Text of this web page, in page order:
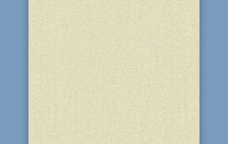
У нагороду за те, що Пінхас, онук
Аарона, заревнувавши за
Всевишнього, вбиває Зімрі, главу
покоління Шимона, і мідьянську
принцесу Козбі, Б-г укладає з ним союз
миру і дарує йому священство. Після
чергового обчислення єврейський
народ налічує 601730 чоловіків віком...